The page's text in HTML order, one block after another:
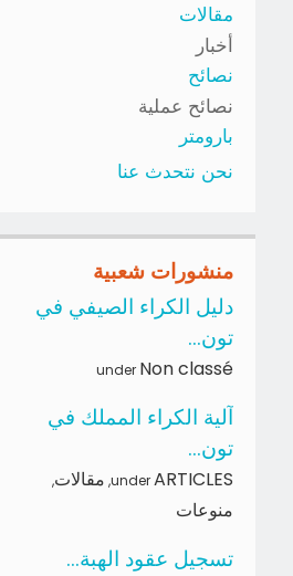
مقالات
أخبار
نصائح
نصائح عملية
بارومتر
نحن نتحدث عنا
منشورات شعبية
دليل الكراء الصيفي في
تون...
under Non classé
آلية الكراء المملك في
تون...
underARTICLES
, مقالات,
منوعات
تسجيل عقود الهبة...